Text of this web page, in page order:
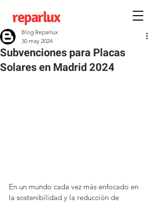
reparlux
Subvenciones para Placas
Solares en Madrid 2024
Blog Reparlux
30 may 2024
En un mundo cada vez más enfocado en
la sostenibilidad y la reducción de